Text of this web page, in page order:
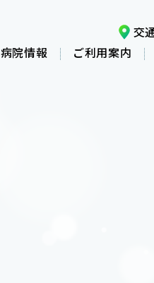
病院情報 ご利用案内
交